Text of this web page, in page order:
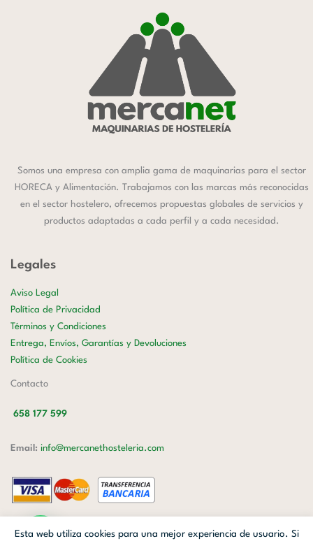
Somos una empresa con amplia gama de maquinarias para el sector
HORECA y Alimentación. Trabajamos con las marcas más reconocidas
en el sector hostelero, ofrecemos propuestas globales de servicios y
productos adaptadas a cada perfil y a cada necesidad.
Legales
Aviso Legal
Política de Privacidad
Términos y Condiciones
Entrega, Envíos, Garantías y Devoluciones
Política de Cookies
Contacto
658 177 599
Email: info@mercanethosteleria.com
Esta web utiliza cookies para una mejor experiencia de usuario. Si